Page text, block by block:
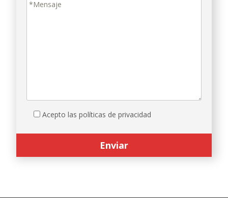
Acepto las políticas de privacidad